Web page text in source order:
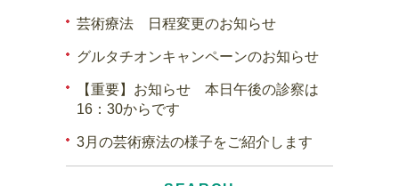
芸術療法 日程変更のお知らせ
グルタチオンキャンペーンのお知らせ
【重要】お知らせ 本日午後の診察は
16：30からです
3月の芸術療法の様子をご紹介します